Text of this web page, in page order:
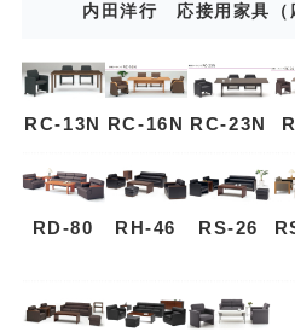
内田洋行 応接用家具
RC-13N RC-16N RC-23N
RD-80 RH-46 RS-26